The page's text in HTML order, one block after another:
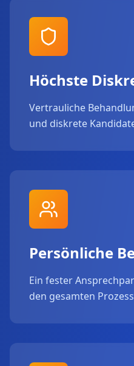
Höchste
Vertrauliche
und diskrete
Persönliche
Ein fester
den gesamten Prozess